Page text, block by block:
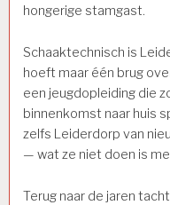
hongerige stamgast.
Schaaktechnisch is
hoeft maar één brug
een jeugdopleiding die
binnenkomst naar huis
zelfs Leiderdorp van
— wat ze niet doen is
Terug naar de jaren